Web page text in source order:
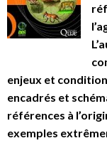
enjeux et
encadrés et
références à
exemples